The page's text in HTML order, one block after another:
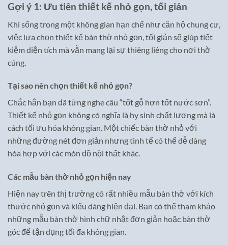
Gợi ý 1: Ưu tiên thiết kế nhỏ gọn, tối giản
Khi sống trong một không gian hạn chế như căn hộ chung cư,
việc lựa chọn thiết kế bàn thờ nhỏ gọn, tối giản sẽ giúp tiết
kiệm diện tích mà vẫn mang lại sự thiêng liêng cho nơi thờ
cúng.
Tại sao nên chọn thiết kế nhỏ gọn?
Chắc hẳn bạn đã từng nghe câu “tốt gỗ hơn tốt nước sơn”.
Thiết kế nhỏ gọn không có nghĩa là hy sinh chất lượng mà là
cách tối ưu hóa không gian. Một chiếc bàn thờ nhỏ với
những đường nét đơn giản nhưng tinh tế có thể dễ dàng
hòa hợp với các món đồ nội thất khác.
Các mẫu bàn thờ nhỏ gọn hiện nay
Hiện nay trên thị trường có rất nhiều mẫu bàn thờ với kích
thước nhỏ gọn và kiểu dáng hiện đại. Bạn có thể tham khảo
những mẫu bàn thờ hình chữ nhật đơn giản hoặc bàn thờ
góc để tận dụng tối đa không gian.